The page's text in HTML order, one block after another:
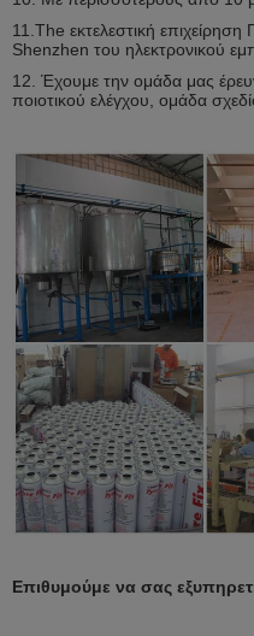
11.The εκτελεστική
Shenzhen του ηλεκτρονικού
12. Έχουμε την ομάδα μας
ποιοτικού ελέγχου, ομάδα
Επιθυμούμε να σας